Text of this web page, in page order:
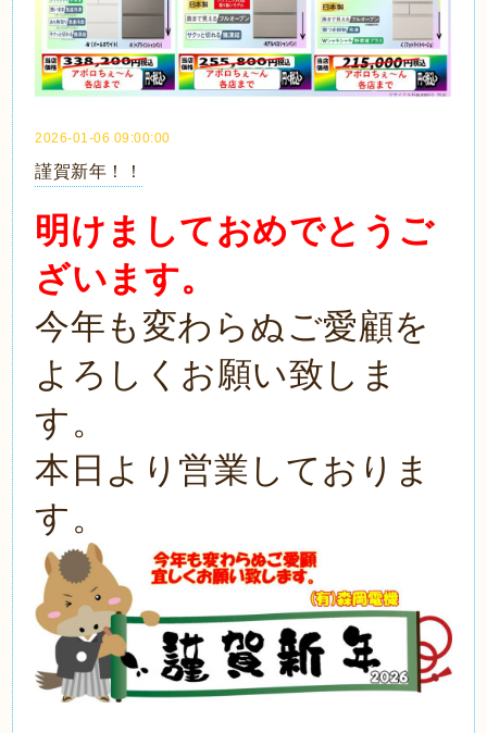
2026-01-06 09:00:00
謹賀新年！！
明けましておめでとうご
ざいます。
今年も変わらぬご愛顧を
よろしくお願い致しま
す。
本日より営業しておりま
す。